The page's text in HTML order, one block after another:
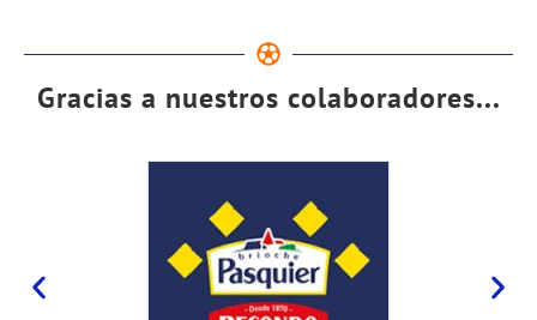
Gracias a nuestros colaboradores...